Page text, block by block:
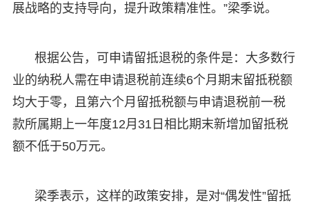
展战略的支持导向，提升政策精准性。”梁季说。
根据公告，可申请留抵退税的条件是：大多数行
业的纳税人需在申请退税前连续6个月期末留抵税额
均大于零，且第六个月留抵税额与申请退税前一税
款所属期上一年度12月31日相比期末新增加留抵税
额不低于50万元。
梁季表示，这样的政策安排，是对“偶发性”留抵